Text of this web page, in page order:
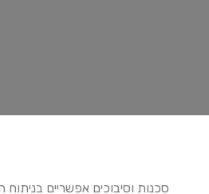
סכנות וסיבוכים אפשריים